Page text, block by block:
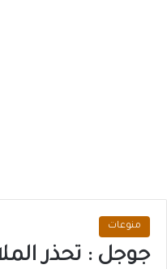
منوعات
جوجل : تحذر